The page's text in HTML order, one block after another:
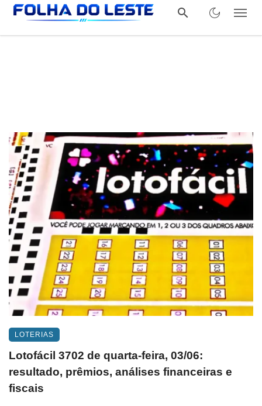
LOTERIAS
Lotofácil 3702 de quarta-feira, 03/06:
resultado, prêmios, análises financeiras e
fiscais